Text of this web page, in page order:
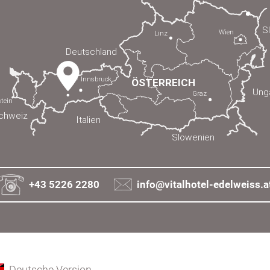
+43 5226 2280 info@vitalhotel-